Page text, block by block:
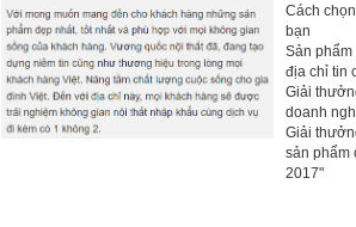
Cách
bạn
Sản phẩm
địa chỉ tin
Giải
doanh
Giải
sản phẩm
2017"